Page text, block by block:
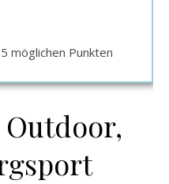
möglichen Punkten